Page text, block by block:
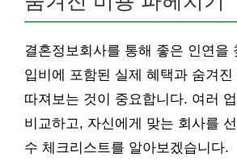
결혼정보회사를 통해 좋은 인연을
입비에 포함된 실제 혜택과 숨겨진
따져보는 것이 중요합니다. 여러
비교하고, 자신에게 맞는 회사를
수 체크리스트를 알아보겠습니다.